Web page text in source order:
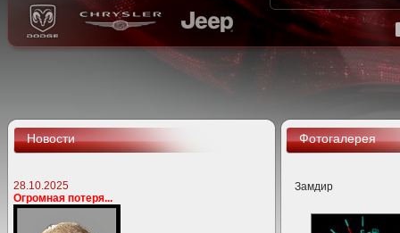
Новости
28.10.2025
Огромная потеря...
Фотогалерея
Замдир